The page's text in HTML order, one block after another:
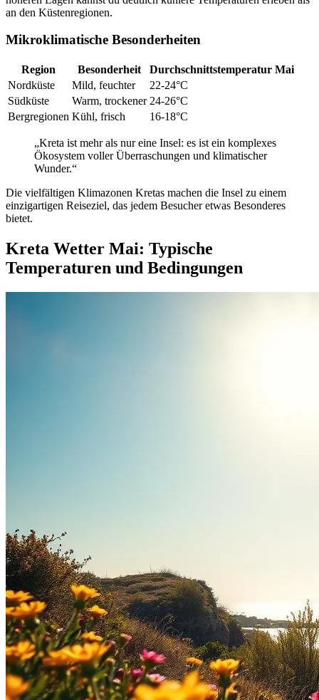
an den Küstenregionen.
Mikroklimatische Besonderheiten
Region Besonderheit
Durchschnittstemperatur Mai
Nordküste
Mild, feuchter
22-24°C
Südküste
Warm, trockener 24-26°C
Bergregionen Kühl, frisch 16-18°C
„Kreta ist mehr als nur eine Insel: es ist ein komplexes
Ökosystem voller Überraschungen und klimatischer
Wunder.“
Die vielfältigen Klimazonen Kretas machen die Insel zu einem
einzigartigen Reiseziel, das jedem Besucher etwas Besonderes
bietet.
Kreta Wetter Mai: Typische
Temperaturen und Bedingungen